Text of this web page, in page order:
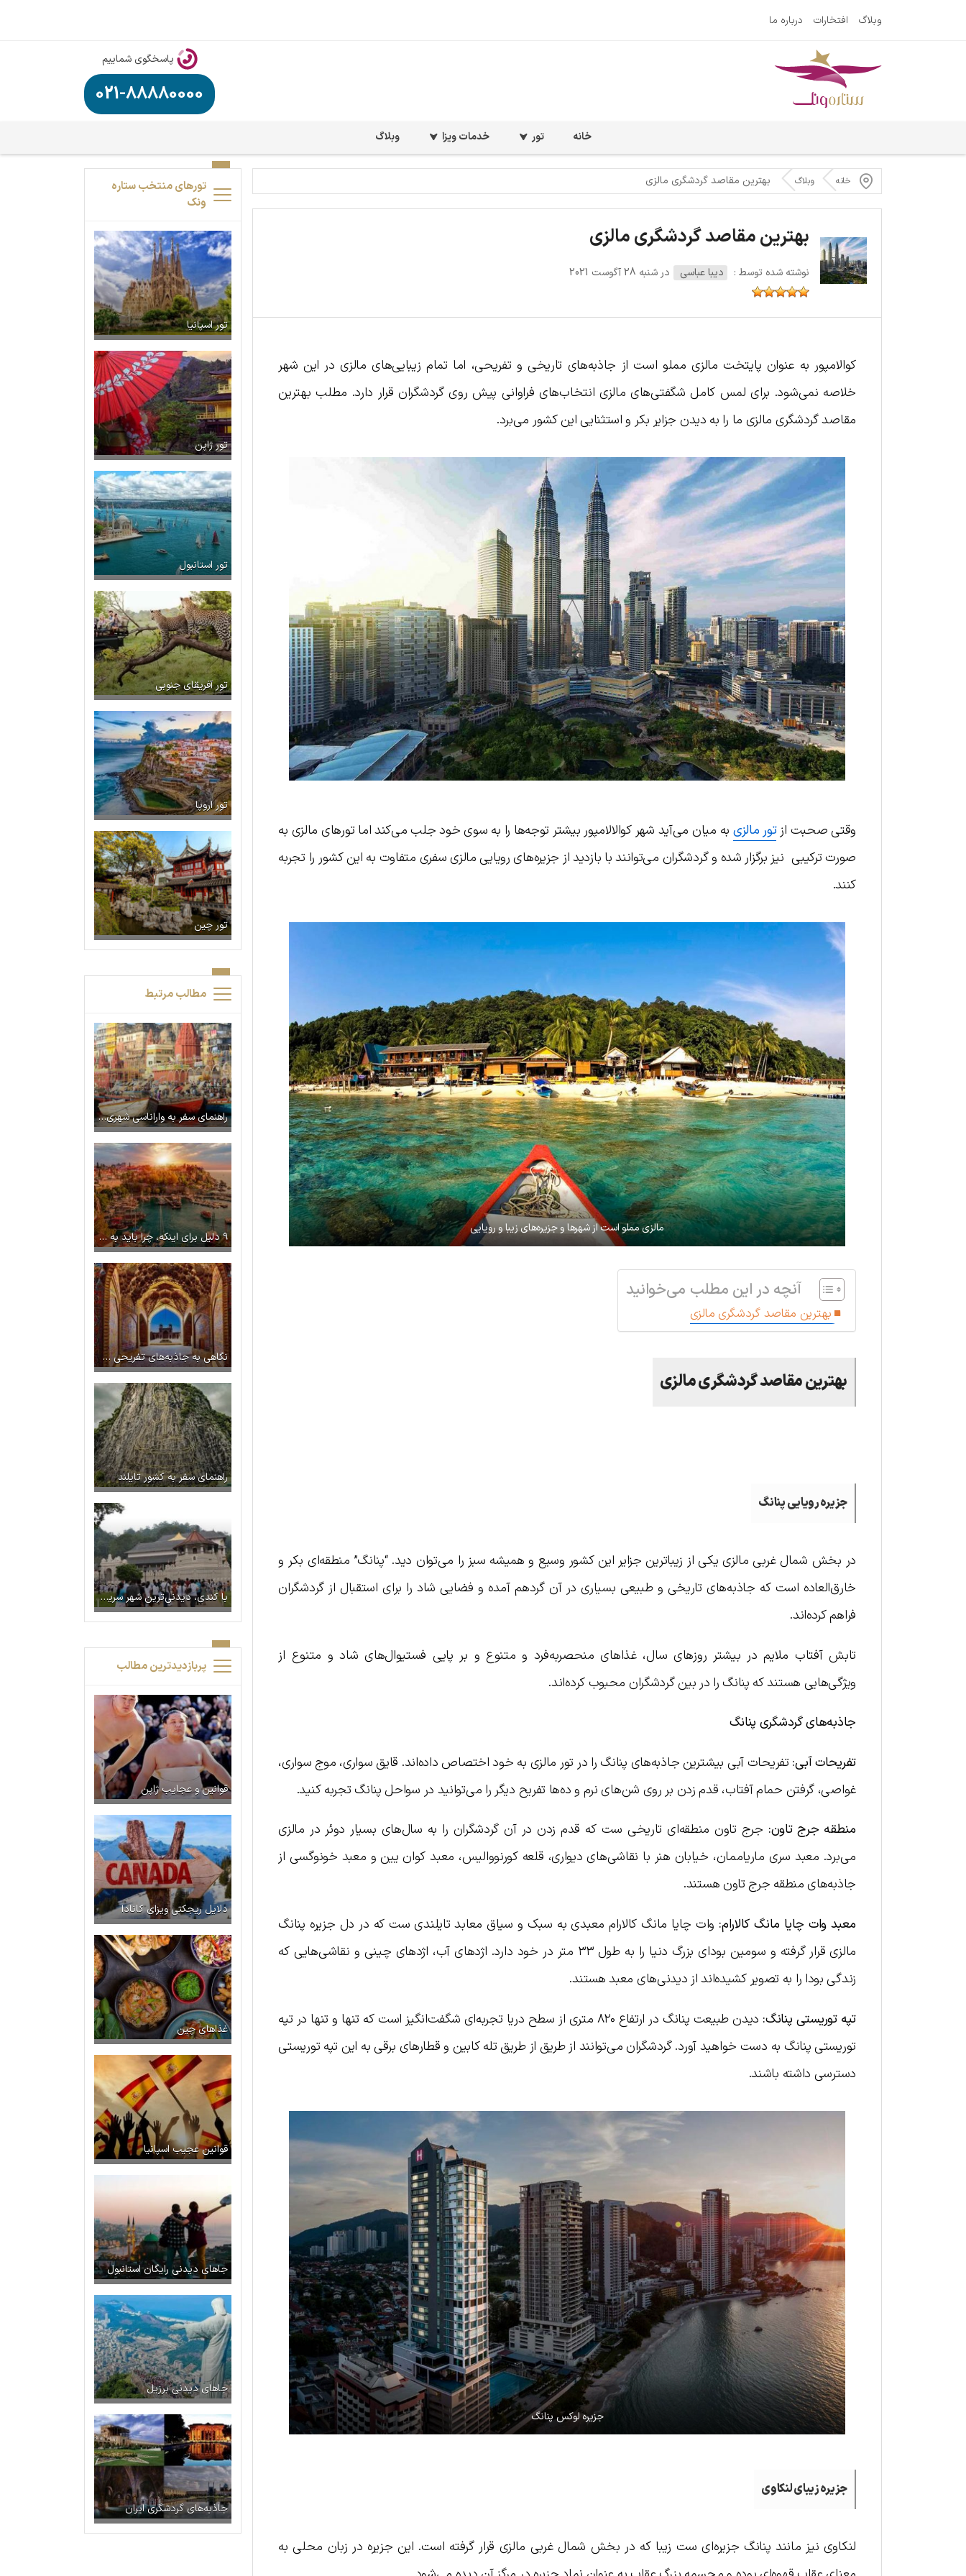
وبلاگ افتخارات درباره ما
پاسخگوی شماییم
021-88880000
خانه تور خدمات ویزا وبلاگ
خانه وبلاگ بهترین مقاصد گردشگری مالزی
بهترین مقاصد گردشگری مالزی
نوشته شده توسط : دیبا عباسی در شنبه 28 آگوست 2021
کوالامپور به عنوان پایتخت مالزی مملو است از جاذبه‌های تاریخی و تفریحی، اما تمام زیبایی‌های مالزی در این شهر
خلاصه نمی‌شود. برای لمس کامل شگفتی‌های مالزی انتخاب‌های فراوانی پیش روی گردشگران قرار دارد. مطلب بهترین
مقاصد گردشگری مالزی ما را به دیدن جزایر بکر و استثنایی این کشور می‌برد.
وقتی صحبت ازتور مالزی به میان می‌آید شهر کوالالامپور بیشتر توجه‌ها را به سوی خود جلب می‌کند اما تورهای مالزی به
صورت ترکیبی نیز برگزار شده و گردشگران می‌توانند با بازدید از جزیره‌های رویایی مالزی سفری متفاوت به این کشور را تجربه
کنند.
مالزی مملو است از شهرها و جزیره‌های زیبا و رویایی
آنچه در این مطلب می‌خوانید
بهترین مقاصد گردشگری مالزی
بهترین مقاصد گردشگری مالزی
جزیره رویایی پنانگ
در بخش شمال غربی مالزی یکی از زیباترین جزایر این کشور وسیع و همیشه سبز را می‌توان دید. “پنانگ” منطقه‌ای بکر و
خارق‌العاده است که جاذبه‌های تاریخی و طبیعی بسیاری در آن گردهم آمده و فضایی شاد را برای استقبال از گردشگران
فراهم کرده‌اند.
تابش آفتاب ملایم در بیشتر روزهای سال، غذاهای منحصربه‌فرد و متنوع و بر پایی فستیوال‌های شاد و متنوع از
ویژگی‌هایی هستند که پنانگ را در بین گردشگران محبوب کرده‌اند.
جاذبه‌های گردشگری پنانگ
تفریحات آبی: تفریحات آبی بیشترین جاذبه‌های پنانگ را در تور مالزی به خود اختصاص داده‌اند. قایق سواری، موج سواری،
غواصی، گرفتن حمام آفتاب، قدم زدن بر روی شن‌های نرم و ده‌ها تفریح دیگر را می‌توانید در سواحل پنانگ تجربه کنید.
منطقه جرج تاون: جرج تاون منطقه‌ای تاریخی ست که قدم زدن در آن گردشگران را به سال‌های بسیار دوئر در مالزی
می‌برد. معبد سری ماریاممان، خیابان هنر با نقاشی‌های دیواری، قلعه کورنووالیس، معبد کوان یین و معبد خونوگسی از
جاذبه‌های منطقه جرج تاون هستند.
معبد وات چایا مانگ کالارام: وات چایا مانگ کالارام معبدی به سبک و سیاق معابد تایلندی ست که در دل جزیره پنانگ
مالزی قرار گرفته و سومین بودای بزرگ دنیا را به طول ۳۳ متر در خود دارد. اژدهای آب، اژدهای چینی و نقاشی‌هایی که
زندگی بودا را به تصویر کشیده‌اند از دیدنی‌های معبد هستند.
تپه توریستی پنانگ:
دیدن طبیعت پنانگ در ارتفاع ۸۲۰ متری از سطح دریا تجربه‌ای شگفت‌انگیز است که تنها و تنها در تپه
توریستی پنانگ به دست خواهید آورد. گردشگران می‌توانند از طریق از طریق تله کابین و قطارهای برقی به این تپه توریستی
دسترسی داشته باشند.
جزیره لوکس پنانگ
جزیره زیبای لنکاوی
لنکاوی نیز مانند پنانگ جزیره‌ای ست زیبا که در بخش شمال غربی مالزی قرار گرفته است. این جزیره در زبان محلی به
تورهای منتخب ستاره
ونک
تور اسپانیا
تور ژاپن
تور استانبول
تور آفریقای جنوبی
تور اروپا
تور چین
مطالب مرتبط
راهنمای سفر به واراناسی شهری در کنار رود گنگ در هند
۹ دلیل برای اینکه، چرا باید به آنتالیا سفر کرد
نگاهی به جاذبه‌های تفریحی شهر شیراز (قسمت اول)
راهنمای سفر به کشور تایلند
با کندی، دیدنی‌ترین شهر سریلانکا آشنا شوید
پربازدیدترین مطالب
قوانین و عجایب ژاپن
دلایل ریجکتی ویزای کانادا
غذاهای چین
قوانین عجیب اسپانیا
جاهای دیدنی رایگان استانبول
جاهای دیدنی برزیل
جاذبه‌های گردشگری ایران